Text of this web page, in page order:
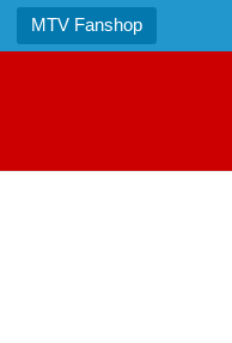
MTV Fanshop